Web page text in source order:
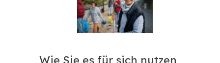
Wie Sie es für sich nutzen